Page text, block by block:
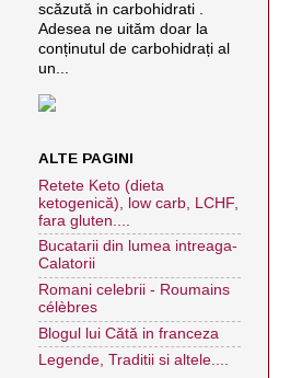
scăzută in carbohidrati .
Adesea ne uităm doar la
conținutul de carbohidrați al
un...
ALTE PAGINI
Retete Keto (dieta
ketogenică), low carb, LCHF,
fara gluten....
Bucatarii din lumea intreaga-
Calatorii
Romani celebrii - Roumains
célèbres
Blogul lui Cătă in franceza
Legende, Traditii si altele....